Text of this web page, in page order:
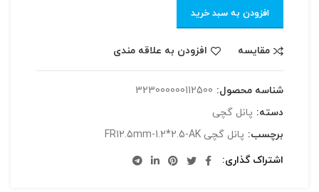
افزودن به سبد خرید
مقایسه افزودن به علاقه مندی
شناسه محصول: 323000000112500
دسته: پانل گچی
برچسب: پانل گچی FR12.5mm-1.2*2.5-AK
اشتراک گذاری